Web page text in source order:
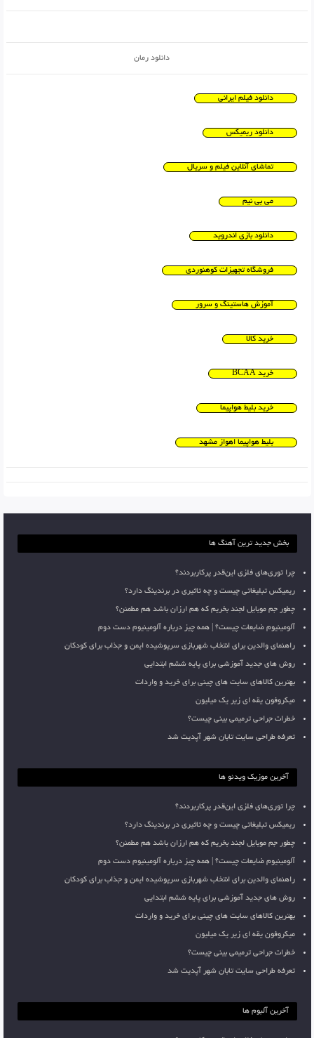
دانلود رمان
دانلود فیلم ایرانی
دانلود ریمیکس
تماشای آنلاین فیلم و سریال
می بی نیم
دانلود بازی اندروید
فروشگاه تجهیزات کوهنوردی
آموزش هاستینگ و سرور
خرید کالا
خرید BCAA
خرید بلیط هواپیما
بلیط هواپیما اهواز مشهد
بخش جدید ترین آهنگ ها
چرا توری‌های فلزی این‌قدر پرکاربردند؟
ریمیکس تبلیغاتی چیست و چه تاثیری در برندینگ دارد؟
چطور جم موبایل لجند بخریم که هم ارزان باشد هم مطمئن؟
آلومینیوم ضایعات چیست؟ | همه چیز درباره آلومینیوم دست دوم
راهنمای والدین برای انتخاب شهربازی سرپوشیده ایمن و جذاب برای کودکان
روش های جدید آموزشی برای پایه ششم ابتدایی
بهترین کالاهای سایت های چینی برای خرید و واردات
میکروفون یقه ای زیر یک میلیون
خطرات جراحی ترمیمی بینی چیست؟
تعرفه طراحی سایت تابان شهر آپدیت شد
آخرین موزیک ویدئو ها
چرا توری‌های فلزی این‌قدر پرکاربردند؟
ریمیکس تبلیغاتی چیست و چه تاثیری در برندینگ دارد؟
چطور جم موبایل لجند بخریم که هم ارزان باشد هم مطمئن؟
آلومینیوم ضایعات چیست؟ | همه چیز درباره آلومینیوم دست دوم
راهنمای والدین برای انتخاب شهربازی سرپوشیده ایمن و جذاب برای کودکان
روش های جدید آموزشی برای پایه ششم ابتدایی
بهترین کالاهای سایت های چینی برای خرید و واردات
میکروفون یقه ای زیر یک میلیون
خطرات جراحی ترمیمی بینی چیست؟
تعرفه طراحی سایت تابان شهر آپدیت شد
آخرین آلبوم ها